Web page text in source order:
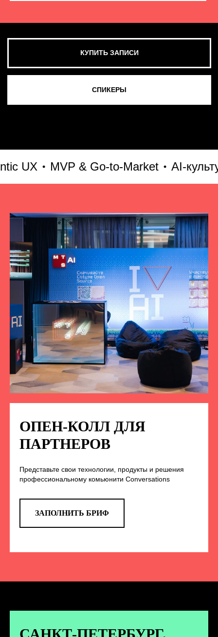
MVP & Go-to-Market AI-
ОПЕН-КОЛЛ ДЛЯ
ПАРТНЕРОВ
Представьте свои технологии, продукты и решения
профессиональному комьюнити Conversations
ЗАПОЛНИТЬ БРИФ
СМОТРЕТЬ ВСЕ ФОТО
НА НАС В СОЦСЕТЯХ
TELEGRAM
анонс новых спикеров и другие
новости конференции